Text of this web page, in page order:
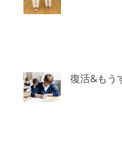
復活&もう